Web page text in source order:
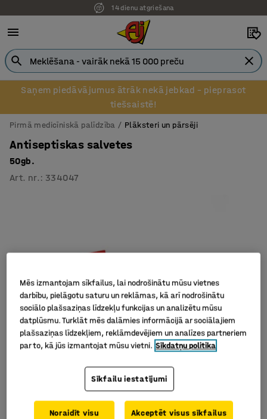
14 dienu atgriešana
Saņem piedāvājumus ātrāk nekā jebkad – pieprasot
tiešsaistē!
Pirmā medicīniskā palīdzība Plāksteri un pārsēji
Antiseptiskas salvetes
50gb.
Art. nr. : 334047
Mēs izmantojam sīkfailus, lai nodrošinātu mūsu vietnes
darbību, pielāgotu saturu un reklāmas, kā arī nodrošinātu
sociālo plašsaziņas līdzekļu funkcijas un analizētu mūsu
datplūsmu. Turklāt mēs dalāmies informācijā ar sociālajiem
plašsaziņas līdzekļiem, reklāmdevējiem un analīzes partneriem
par to, kā jūs izmantojat mūsu vietni. Sīkdatņu politika
Sīkfailu iestatījumi
Noraidīt visu Akceptēt visus sīkfailus